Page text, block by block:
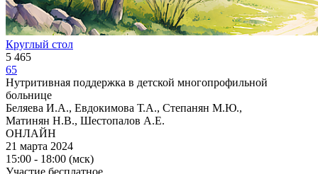
Круглый стол
5 465
65
Нутритивная поддержка в детской многопрофильной
больнице
Беляева И.А., Евдокимова Т.А., Степанян М.Ю.,
Матинян Н.В., Шестопалов А.Е.
ОНЛАЙН
21 марта 2024
15:00 - 18:00 (мск)
Участие бесплатное